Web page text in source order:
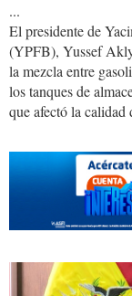
...
El presidente de
(YPFB), Yussef
la mezcla entre
los tanques de
que afectó la
akly.jpg